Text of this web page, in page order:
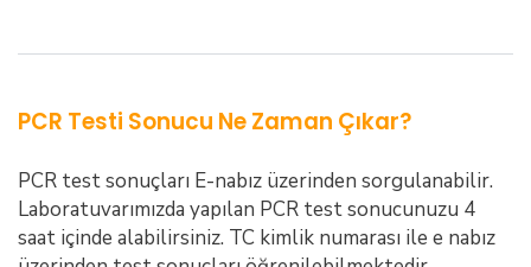
PCR Testi Sonucu Ne Zaman Çıkar?
PCR test sonuçları E-nabız üzerinden sorgulanabilir.
Laboratuvarımızda yapılan PCR test sonucunuzu 4
saat içinde alabilirsiniz. TC kimlik numarası ile e nabız